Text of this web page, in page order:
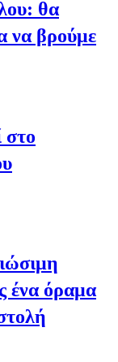
θα
να βρούμε
στο
ένα όραμα